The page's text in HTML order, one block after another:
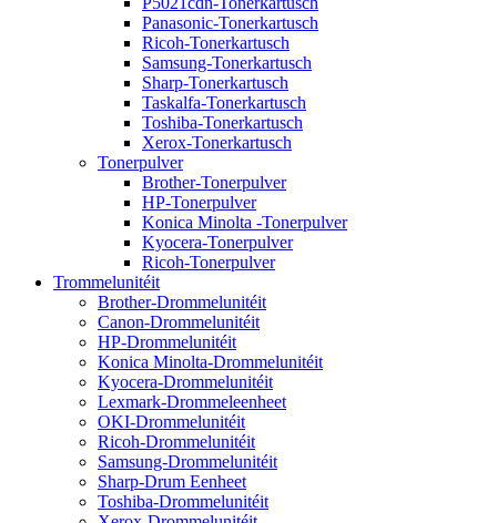
Panasonic-Tonerkartusch
Ricoh-Tonerkartusch
Samsung-Tonerkartusch
Sharp-Tonerkartusch
Taskalfa-Tonerkartusch
Toshiba-Tonerkartusch
Xerox-Tonerkartusch
Tonerpulver
Brother-Tonerpulver
HP-Tonerpulver
Konica Minolta -Tonerpulver
Kyocera-Tonerpulver
Ricoh-Tonerpulver
Trommelunitéit
Brother-Drommelunitéit
Canon-Drommelunitéit
HP-Drommelunitéit
Konica Minolta-Drommelunitéit
Kyocera-Drommelunitéit
Lexmark-Drommeleenheet
OKI-Drommelunitéit
Ricoh-Drommelunitéit
Samsung-Drommelunitéit
Sharp-Drum Eenheet
Toshiba-Drommelunitéit